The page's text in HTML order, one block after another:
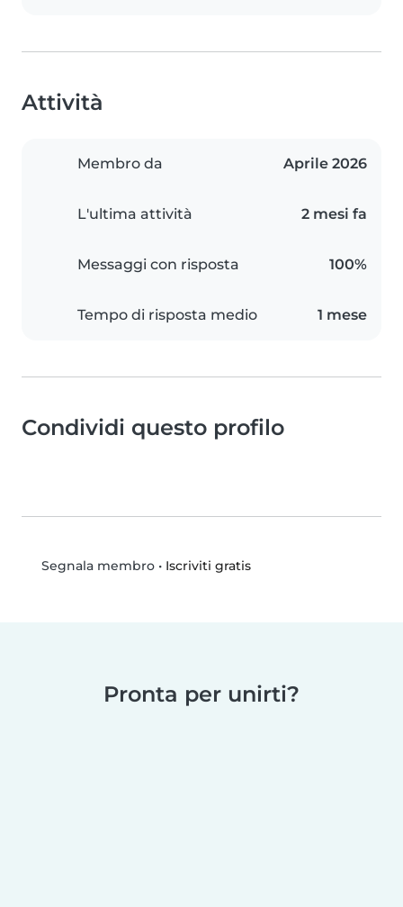
Attività
Membro da Aprile 2026
L'ultima attività 2 mesi fa
Messaggi con risposta 100%
Tempo di risposta medio 1 mese
Condividi questo profilo
Segnala membro• Iscriviti gratis
Pronta per unirti?